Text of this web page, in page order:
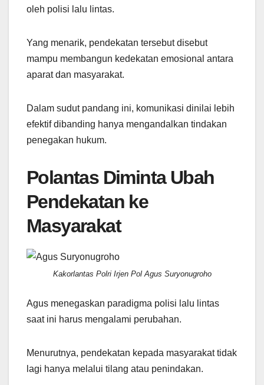
oleh polisi lalu lintas.
Yang menarik, pendekatan tersebut disebut
mampu membangun kedekatan emosional antara
aparat dan masyarakat.
Dalam sudut pandang ini, komunikasi dinilai lebih
efektif dibanding hanya mengandalkan tindakan
penegakan hukum.
Polantas Diminta Ubah
Pendekatan ke
Masyarakat
Kakorlantas Polri Irjen Pol Agus Suryonugroho
Agus menegaskan paradigma polisi lalu lintas
saat ini harus mengalami perubahan.
Menurutnya, pendekatan kepada masyarakat tidak
lagi hanya melalui tilang atau penindakan.